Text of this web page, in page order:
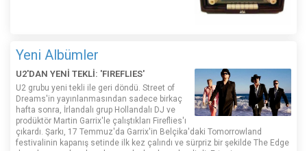
Yeni Albümler
U2'DAN YENİ TEKLİ: 'FIREFLIES'
U2 grubu yeni tekli ile geri döndü. Street of
Dreams'in yayınlanmasından sadece birkaç
hafta sonra, İrlandalı grup Hollandalı DJ ve
prodüktör Martin Garrix'le çalıştıkları Fireflies'ı
çıkardı. Şarkı, 17 Temmuz'da Garrix'in Belçika'daki Tomorrowland
festivalinin kapanış setinde ilk kez çalındı ​​ve sürpriz bir şekilde The Edge